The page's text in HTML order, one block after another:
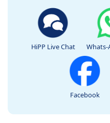
HiPP Live Chat Whats-
Facebook